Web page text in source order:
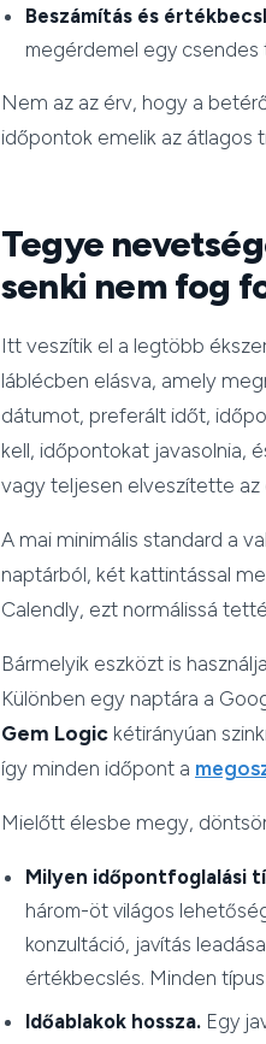
Beszámítás és
megérdemel egy csendes
Nem az az érv, hogy a
időpontok emelik az átlagos
Tegye
senki nem fog
Itt veszítik el a legtöbb
láblécben elásva, amely
dátumot, preferált időt,
kell, időpontokat javasolnia,
vagy teljesen elveszítette az
A mai minimális standard a
naptárból, két kattintással
Calendly, ezt normálissá
Bármelyik eszközt is
Különben egy naptára a
Gem Logic kétirányúan
így minden időpont a
Mielőtt élesbe megy,
Milyen időpontfoglalási
három-öt világos
konzultáció, javítás
értékbecslés. Minden
Időablakok hossza. Egy